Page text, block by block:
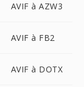
AVIF à AZW3
AVIF à FB2
AVIF à DOTX